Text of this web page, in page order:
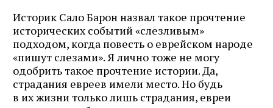
Историк Сало Барон назвал такое прочтение
исторических событий «слезливым»
подходом, когда повесть о еврейском народе
«пишут слезами». Я лично тоже не могу
одобрить такое прочтение истории. Да,
страдания евреев имели место. Но будь
в их жизни только лишь страдания, евреи